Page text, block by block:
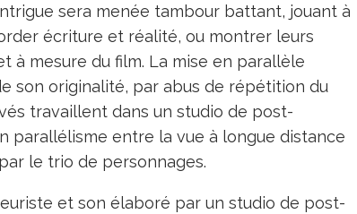
sera menée tambour battant, jouant à
écriture et réalité, ou montrer leurs
à mesure du film. La mise en parallèle
son originalité, par abus de répétition du
travaillent dans un studio de post-
parallélisme entre la vue à longue distance
le trio de personnages.
et son élaboré par un studio de post-